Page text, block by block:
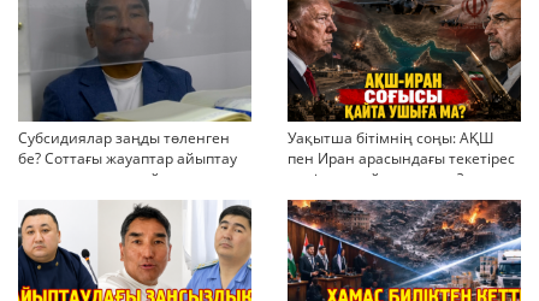
Субсидиялар заңды төленген
бе? Соттағы жауаптар айыптау
тұжырымдарын қайта қарауға
негіз бола ала ма?
Уақытша бітімнің соңы: АҚШ
пен Иран арасындағы текетірес
неліктен қайта ушықты?